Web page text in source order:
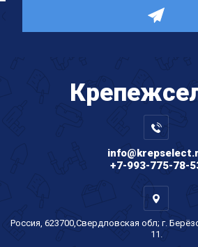
Крепеж
+7-993-775-78-
Россия, 623700,Свердловская обл; г.
11.